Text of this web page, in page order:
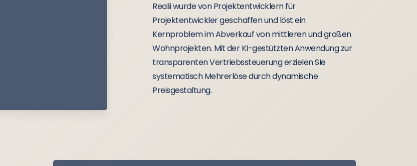
Realii wurde von Projektentwicklern für
Projektentwickler geschaffen und löst ein
Kernproblem im Abverkauf von mittleren und großen
Wohnprojekten. Mit der KI-gestützten Anwendung zur
transparenten Vertriebssteuerung erzielen SIe
systematisch Mehrerlöse durch dynamische
Preisgestaltung.